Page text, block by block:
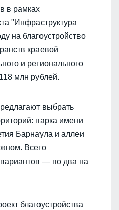
в рамках
"Инфраструктура
на благоустройство
краевой
и регионального
млн рублей.
выбрать
парка имени
Барнаула и аллеи
Всего
— по два на
благоустройства